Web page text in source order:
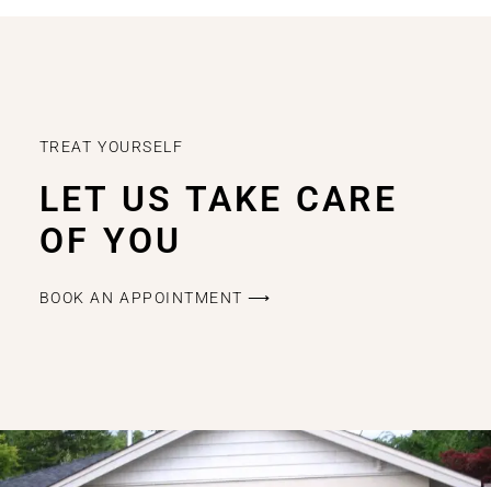
TREAT YOURSELF
LET US TAKE CARE
OF YOU
BOOK AN APPOINTMENT ⟶